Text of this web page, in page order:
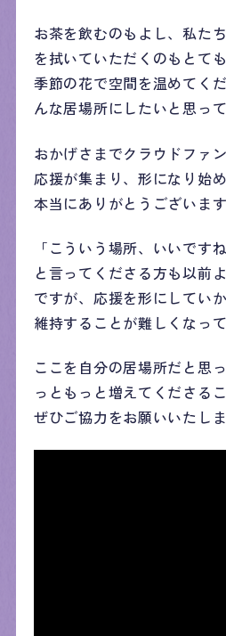
お茶を飲むのもよし、私た
を拭いていただくのもとて
季節の花で空間を温めてく
んな居場所にしたいと思って
おかげさまでクラウドファ
応援が集まり、形になり始め
本当にありがとうございます
「こういう場所、いいです
と言ってくださる方も以前
ですが、応援を形にしてい
維持することが難しくなっ
ここを自分の居場所だと思
っともっと増えてくださる
ぜひご協力をお願いいたしま